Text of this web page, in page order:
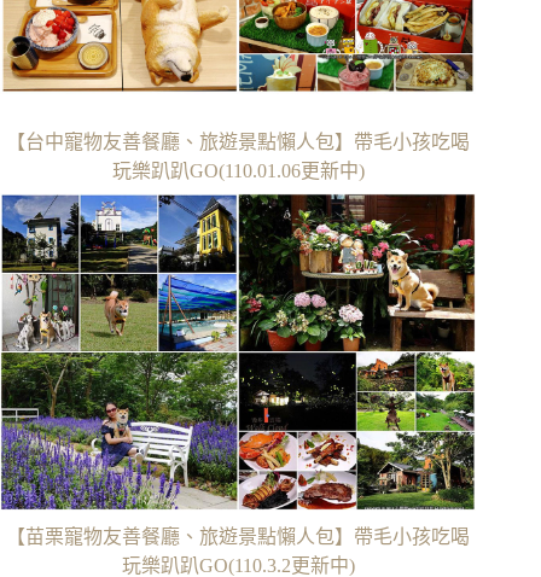
【台中寵物友善餐廳、旅遊景點懶人包】帶毛小孩吃喝
玩樂趴趴GO(110.01.06更新中)
【苗栗寵物友善餐廳、旅遊景點懶人包】帶毛小孩吃喝
玩樂趴趴GO(110.3.2更新中)